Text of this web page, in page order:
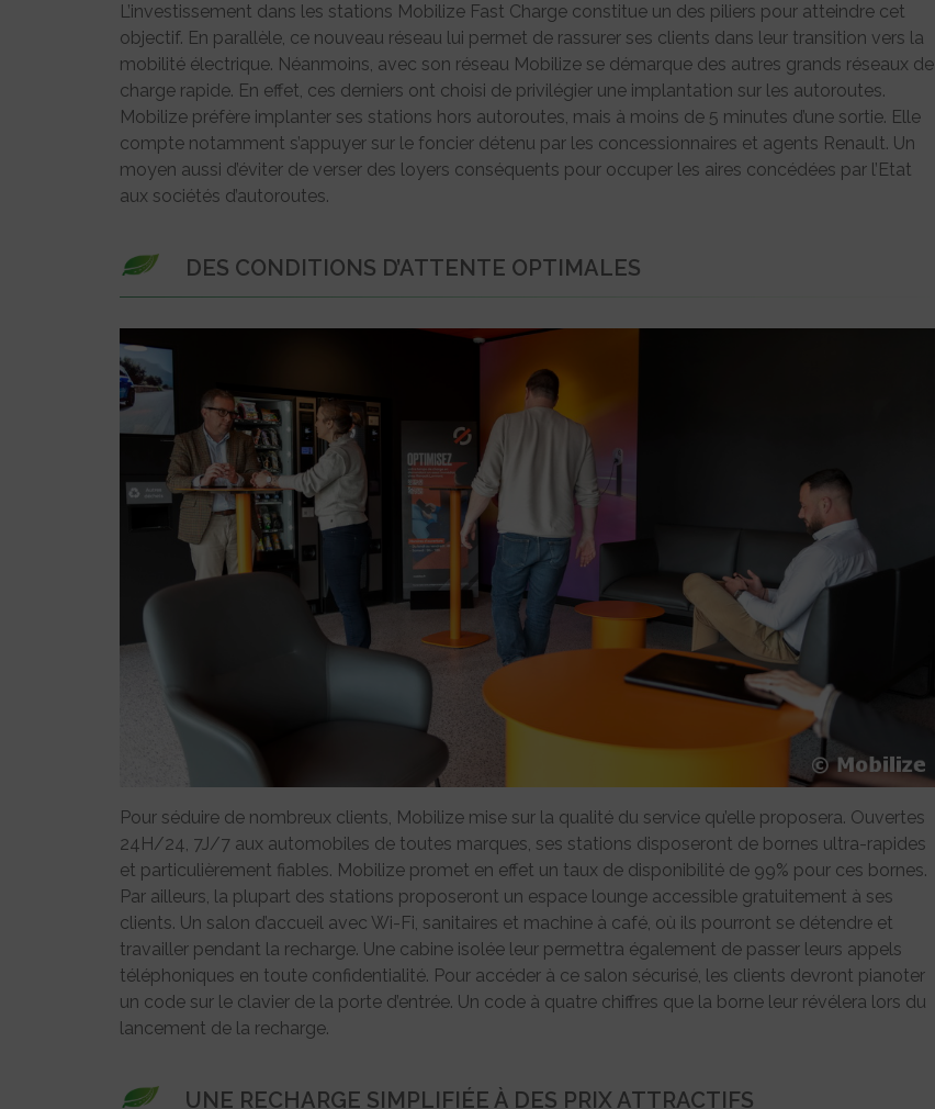
L’investissement dans les stations Mobilize Fast Charge constitue un des piliers pour atteindre cet
objectif. En parallèle, ce nouveau réseau lui permet de rassurer ses clients dans leur transition vers la
mobilité électrique. Néanmoins, avec son réseau Mobilize se démarque des autres grands réseaux de
charge rapide. En effet, ces derniers ont choisi de privilégier une implantation sur les autoroutes.
Mobilize préfère implanter ses stations hors autoroutes, mais à moins de 5 minutes d’une sortie. Elle
compte notamment s’appuyer sur le foncier détenu par les concessionnaires et agents Renault. Un
moyen aussi d’éviter de verser des loyers conséquents pour occuper les aires concédées par l’Etat
aux sociétés d’autoroutes.
DES CONDITIONS D’ATTENTE OPTIMALES
Pour séduire de nombreux clients, Mobilize mise sur la qualité du service qu’elle proposera. Ouvertes
24H/24, 7J/7 aux automobiles de toutes marques, ses stations disposeront de bornes ultra-rapides
et particulièrement fiables. Mobilize promet en effet un taux de disponibilité de 99% pour ces bornes.
Par ailleurs, la plupart des stations proposeront un espace lounge accessible gratuitement à ses
clients. Un salon d’accueil avec Wi-Fi, sanitaires et machine à café, où ils pourront se détendre et
travailler pendant la recharge. Une cabine isolée leur permettra également de passer leurs appels
téléphoniques en toute confidentialité. Pour accéder à ce salon sécurisé, les clients devront pianoter
un code sur le clavier de la porte d’entrée. Un code à quatre chiffres que la borne leur révélera lors du
lancement de la recharge.
UNE RECHARGE SIMPLIFIÉE À DES PRIX ATTRACTIFS